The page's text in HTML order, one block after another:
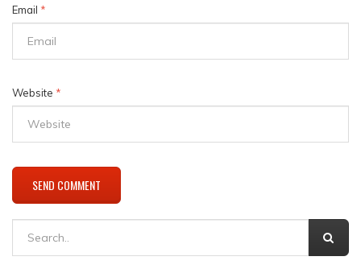
Email *
Website *